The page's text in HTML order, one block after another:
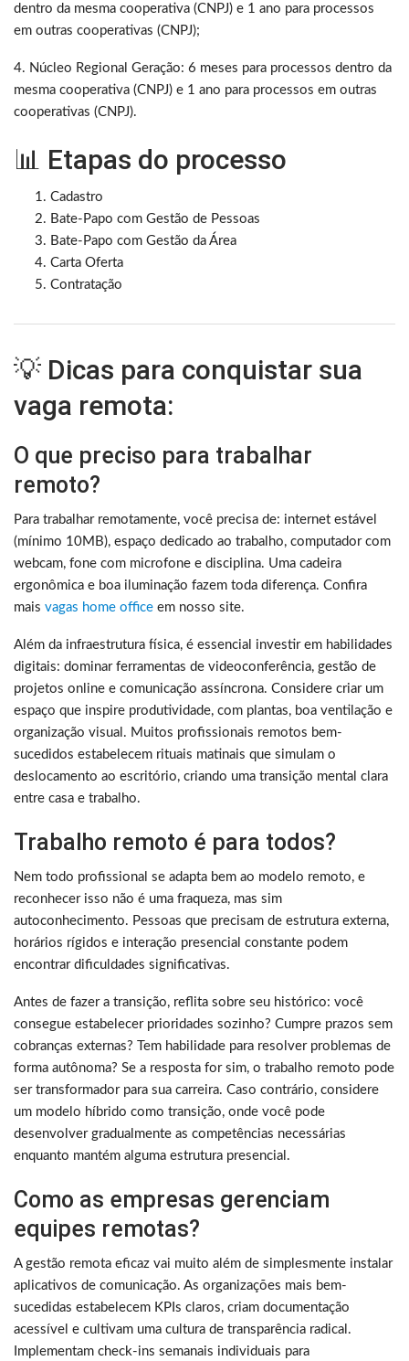
dentro da mesma cooperativa (CNPJ) e 1 ano para processos
em outras cooperativas (CNPJ);
4. Núcleo Regional Geração: 6 meses para processos dentro da
mesma cooperativa (CNPJ) e 1 ano para processos em outras
cooperativas (CNPJ).
📊 Etapas do processo
Cadastro
Bate-Papo com Gestão de Pessoas
Bate-Papo com Gestão da Área
Carta Oferta
Contratação
💡 Dicas para conquistar sua
vaga remota:
O que preciso para trabalhar
remoto?
Para trabalhar remotamente, você precisa de: internet estável
(mínimo 10MB), espaço dedicado ao trabalho, computador com
webcam, fone com microfone e disciplina. Uma cadeira
ergonômica e boa iluminação fazem toda diferença. Confira
mais vagas home office em nosso site.
Além da infraestrutura física, é essencial investir em habilidades
digitais: dominar ferramentas de videoconferência, gestão de
projetos online e comunicação assíncrona. Considere criar um
espaço que inspire produtividade, com plantas, boa ventilação e
organização visual. Muitos profissionais remotos bem-
sucedidos estabelecem rituais matinais que simulam o
deslocamento ao escritório, criando uma transição mental clara
entre casa e trabalho.
Trabalho remoto é para todos?
Nem todo profissional se adapta bem ao modelo remoto, e
reconhecer isso não é uma fraqueza, mas sim
autoconhecimento. Pessoas que precisam de estrutura externa,
horários rígidos e interação presencial constante podem
encontrar dificuldades significativas.
Antes de fazer a transição, reflita sobre seu histórico: você
consegue estabelecer prioridades sozinho? Cumpre prazos sem
cobranças externas? Tem habilidade para resolver problemas de
forma autônoma? Se a resposta for sim, o trabalho remoto pode
ser transformador para sua carreira. Caso contrário, considere
um modelo híbrido como transição, onde você pode
desenvolver gradualmente as competências necessárias
enquanto mantém alguma estrutura presencial.
Como as empresas gerenciam
equipes remotas?
A gestão remota eficaz vai muito além de simplesmente instalar
aplicativos de comunicação. As organizações mais bem-
sucedidas estabelecem KPIs claros, criam documentação
acessível e cultivam uma cultura de transparência radical.
Implementam check-ins semanais individuais para